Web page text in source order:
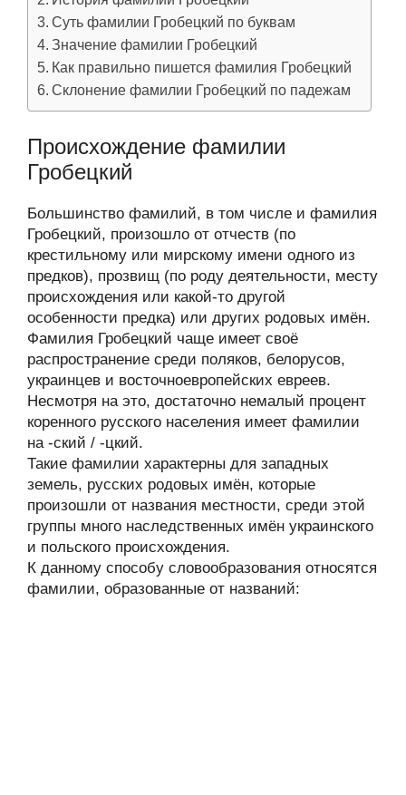
Суть фамилии Гробецкий по буквам
Значение фамилии Гробецкий
Как правильно пишется фамилия Гробецкий
Склонение фамилии Гробецкий по падежам
Происхождение фамилии
Гробецкий
Большинство фамилий, в том числе и фамилия
Гробецкий, произошло от отчеств (по
крестильному или мирскому имени одного из
предков), прозвищ (по роду деятельности, месту
происхождения или какой-то другой
особенности предка) или других родовых имён.
Фамилия Гробецкий чаще имеет своё
распространение среди поляков, белорусов,
украинцев и восточноевропейских евреев.
Несмотря на это, достаточно немалый процент
коренного русского населения имеет фамилии
на -ский / -цкий.
Такие фамилии характерны для западных
земель, русских родовых имён, которые
произошли от названия местности, среди этой
группы много наследственных имён украинского
и польского происхождения.
К данному способу словообразования относятся
фамилии, образованные от названий: